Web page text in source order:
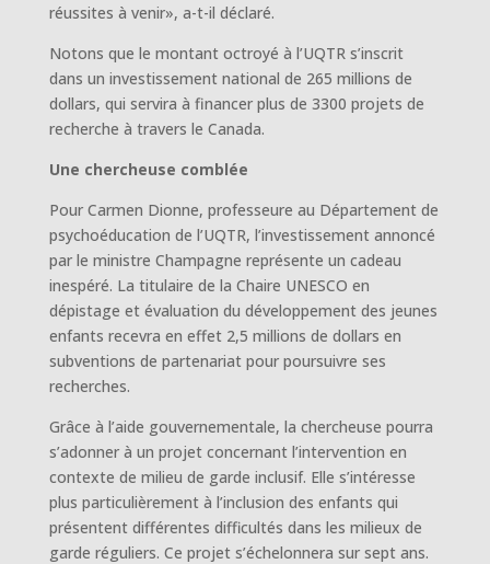
réussites à venir», a-t-il déclaré.
Notons que le montant octroyé à l’UQTR s’inscrit
dans un investissement national de 265 millions de
dollars, qui servira à financer plus de 3300 projets de
recherche à travers le Canada.
Une chercheuse comblée
Pour Carmen Dionne, professeure au Département de
psychoéducation de l’UQTR, l’investissement annoncé
par le ministre Champagne représente un cadeau
inespéré. La titulaire de la Chaire UNESCO en
dépistage et évaluation du développement des jeunes
enfants recevra en effet 2,5 millions de dollars en
subventions de partenariat pour poursuivre ses
recherches.
Grâce à l’aide gouvernementale, la chercheuse pourra
s’adonner à un projet concernant l’intervention en
contexte de milieu de garde inclusif. Elle s’intéresse
plus particulièrement à l’inclusion des enfants qui
présentent différentes difficultés dans les milieux de
garde réguliers. Ce projet s’échelonnera sur sept ans.